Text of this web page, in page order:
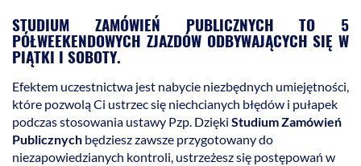
STUDIUM ZAMÓWIEŃ PUBLICZNYCH TO 5
PÓŁWEEKENDOWYCH ZJAZDÓW ODBYWAJĄCYCH SIĘ W
PIĄTKI I SOBOTY.
Efektem uczestnictwa jest nabycie niezbędnych umiejętności,
które pozwolą Ci ustrzec się niechcianych błędów i pułapek
podczas stosowania ustawy Pzp. Dzięki Studium Zamówień
Publicznych będziesz zawsze przygotowany do
niezapowiedzianych kontroli, ustrzeżesz się postępowań w